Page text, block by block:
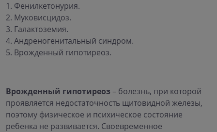
1. Фенилкетонурия.
2. Муковисцидоз.
3. Галактоземия.
4. Андреногенитальный синдром.
5. Врожденный гипотиреоз.
Врожденный гипотиреоз – болезнь, при которой
проявляется недостаточность щитовидной железы,
поэтому физическое и психическое состояние
ребенка не развивается. Своевременное